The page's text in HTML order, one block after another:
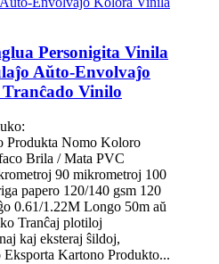
Personigita Vinila
Aŭto-Envolvaĵo
Vinilo
Produkta Nomo Koloro
Brila / Mata PVC
90 mikrometroj 100
papero 120/140 gsm 120
0.61/1.22M Longo 50m aŭ
Tranĉaj plotiloj
kaj eksteraj ŝildoj,
Eksporta Kartono Produkto...